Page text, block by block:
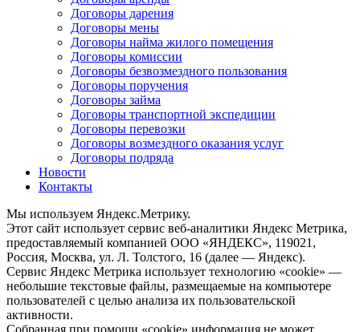
Договоры дарения
Договоры мены
Договоры найма жилого помещения
Договоры комиссии
Договоры безвозмездного пользования
Договоры поручения
Договоры займа
Договоры транспортной экспедиции
Договоры перевозки
Договоры возмездного оказания услуг
Договоры подряда
Новости
Контакты
Мы используем Яндекс.Метрику.
Этот сайт использует сервис веб-аналитики Яндекс Метрика,
предоставляемый компанией ООО «ЯНДЕКС», 119021,
Россия, Москва, ул. Л. Толстого, 16 (далее — Яндекс).
Сервис Яндекс Метрика использует технологию «cookie» —
небольшие текстовые файлы, размещаемые на компьютере
пользователей с целью анализа их пользовательской
активности.